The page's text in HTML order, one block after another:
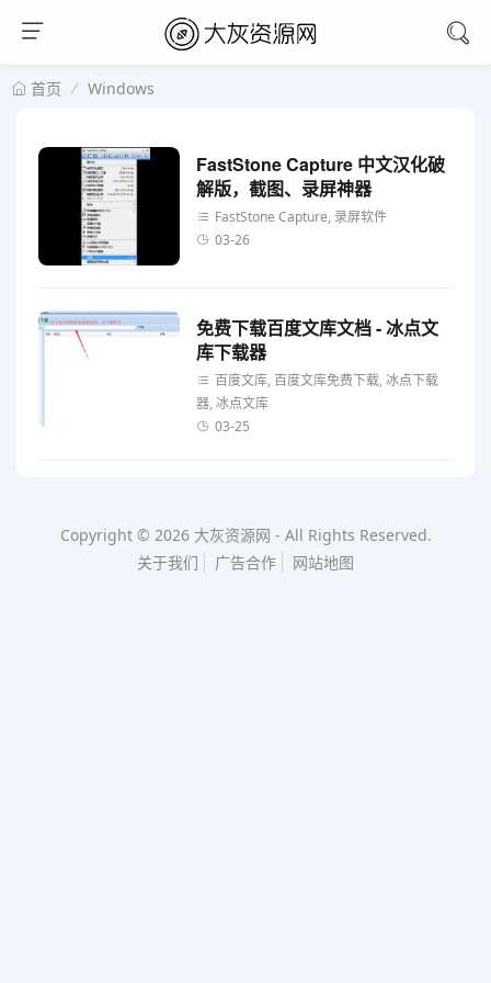
首页 Windows
FastStone Capture 中文汉化破
解版，截图、录屏神器
FastStone Capture, 录屏软件
03-26
免费下载百度文库文档 - 冰点文
库下载器
百度文库, 百度文库免费下载, 冰点下载
器, 冰点文库
03-25
Copyright © 2026 大灰资源网 - All Rights Reserved.
关于我们
广告合作 网站地图